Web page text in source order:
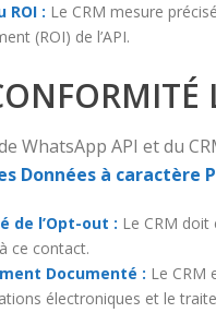
ROI : Le CRM mesure
(ROI) de l’API.
WhatsApp API et du
Données à caractère
de l’Opt-out : Le CRM
ce contact.
Documenté : Le CRM
électroniques et le